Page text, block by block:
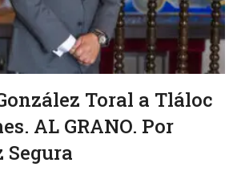
Toral a Tláloc
AL GRANO. Por
Segura